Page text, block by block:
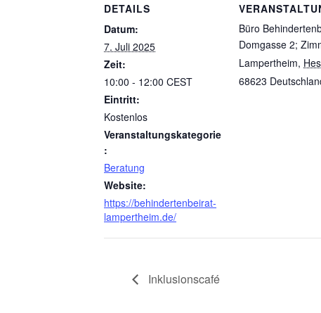
DETAILS
Datum:
7. Juli 2025
Zeit:
10:00 - 12:00 CEST
Eintritt:
Kostenlos
Veranstaltungskategorie
:
Beratung
Website:
https://behindertenbeirat-
lampertheim.de/
Büro
Domgasse 2;
Lampertheim,
68623
Inklusionscafé